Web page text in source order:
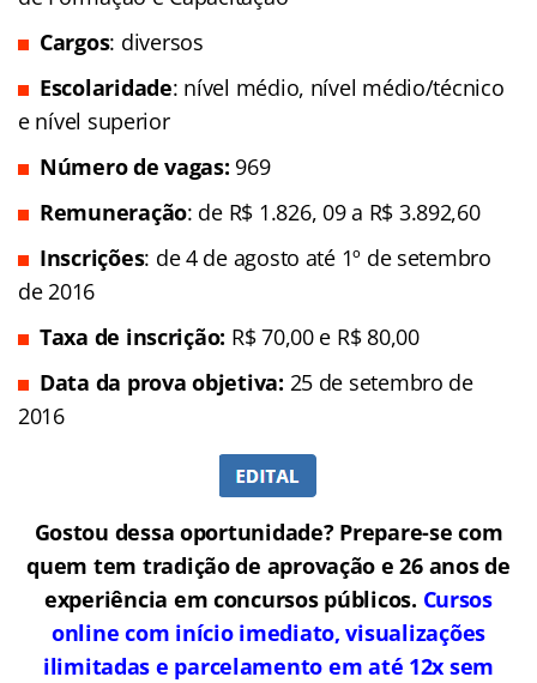
Cargos: diversos
Escolaridade: nível médio, nível médio/técnico
e nível superior
Número de vagas: 969
Remuneração: de R$ 1.826, 09 a R$ 3.892,60
Inscrições: de 4 de agosto até 1º de setembro
de 2016
Taxa de inscrição: R$ 70,00 e R$ 80,00
Data da prova objetiva: 25 de setembro de
2016
Gostou dessa oportunidade? Prepare-se com
quem tem tradição de aprovação e 26 anos de
experiência em concursos públicos. Cursos
online com início imediato, visualizações
ilimitadas e parcelamento em até 12x sem